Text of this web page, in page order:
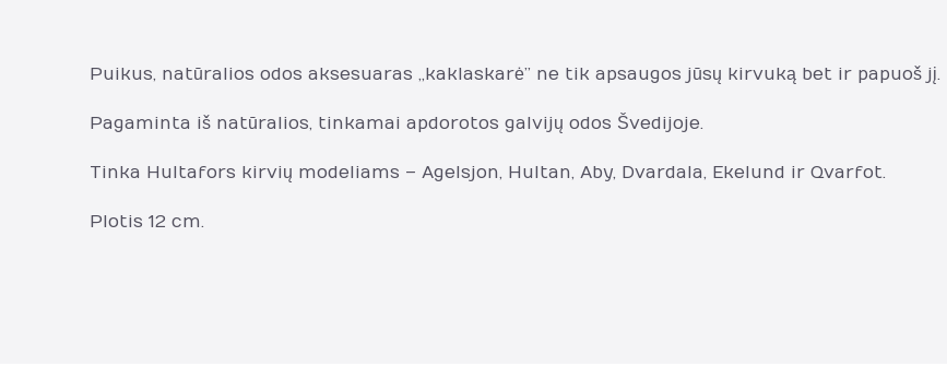
Puikus, natūralios odos aksesuaras „kaklaskarė” ne tik apsaugos jūsų kirvuką bet ir papuoš jį.
Pagaminta iš natūralios, tinkamai apdorotos galvijų odos Švedijoje.
Tinka Hultafors kirvių modeliams – Agelsjon, Hultan, Aby, Dvardala, Ekelund ir Qvarfot.
Plotis 12 cm.